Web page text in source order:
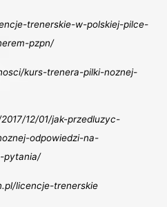
trenerskie-w-polskiej-pilce-
pzpn/
kurs-trenera-pilki-noznej-
12/01/jak-przedluzyc-
odpowiedzi-na-
pytania/
licencje-trenerskie